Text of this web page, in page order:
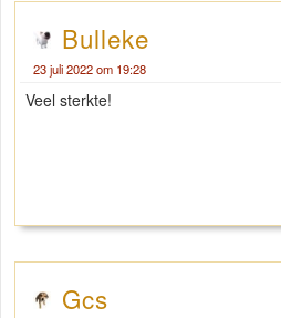
Bulleke
23 juli 2022 om 19:28
Veel sterkte!
Gcs